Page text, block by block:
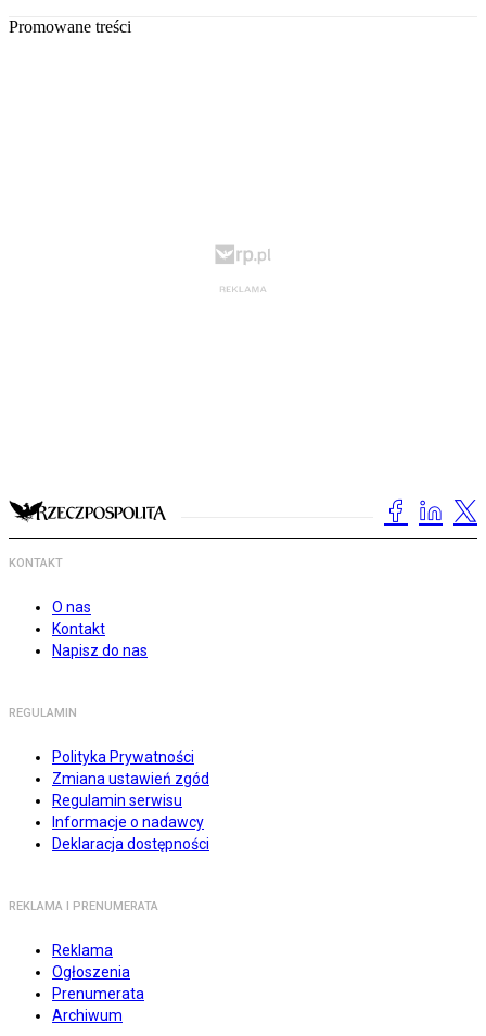
Promowane treści
KONTAKT
O nas
Kontakt
Napisz do nas
REGULAMIN
Polityka Prywatności
Zmiana ustawień zgód
Regulamin serwisu
Informacje o nadawcy
Deklaracja dostępności
REKLAMA I PRENUMERATA
Reklama
Ogłoszenia
Prenumerata
Archiwum